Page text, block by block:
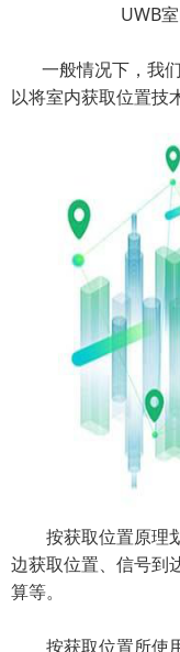
UWB
一般情况下，我们
以将室内获取位置技
按获取位置原理划
边获取位置、信号到
算等。
按获取位置所使用